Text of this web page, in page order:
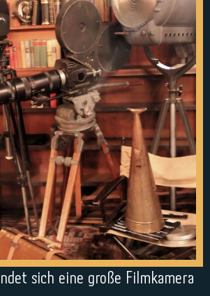
sich eine große Filmkamera